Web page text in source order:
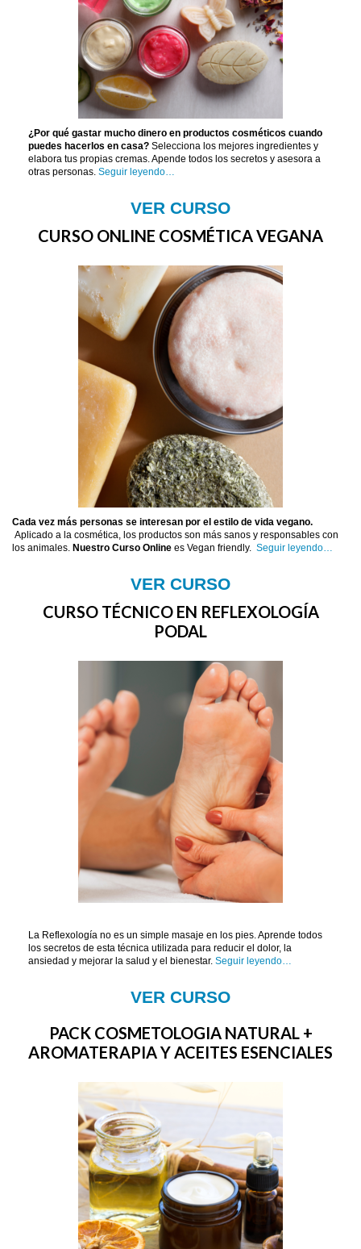
¿Por qué gastar mucho dinero en productos cosméticos cuando
puedes hacerlos en casa? Selecciona los mejores ingredientes y
elabora tus propias cremas. Apende todos los secretos y asesora a
otras personas. Seguir leyendo…
VER CURSO
CURSO ONLINE COSMÉTICA VEGANA
Cada vez más personas se interesan por el estilo de vida vegano.
Aplicado a la cosmética, los productos son más sanos y responsables con
los animales. Nuestro Curso Online es Vegan friendly. Seguir leyendo…
VER CURSO
CURSO TÉCNICO EN REFLEXOLOGÍA
PODAL
La Reflexología no es un simple masaje en los pies. Aprende todos
los secretos de esta técnica utilizada para reducir el dolor, la
ansiedad y mejorar la salud y el bienestar. Seguir leyendo…
VER CURSO
PACK COSMETOLOGIA NATURAL +
AROMATERAPIA Y ACEITES ESENCIALES